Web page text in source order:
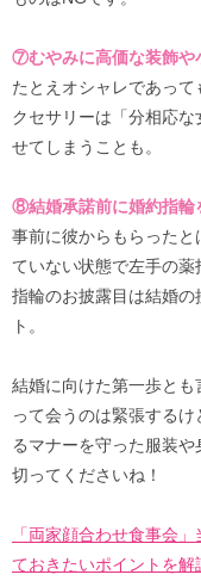
⑦むやみに高価な装飾や
たとえオシャレであっ
クセサリーは「分相応
せてしまうことも。
⑧結婚承諾前に婚約指輪
事前に彼からもらった
ていない状態で左手の
指輪のお披露目は結婚
ト。
結婚に向けた第一歩とも
って会うのは緊張する
るマナーを守った服装
切ってくださいね！
「両家顔合わせ食事会
ておきたいポイントを解